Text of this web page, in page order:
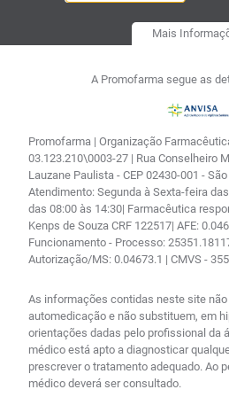
Mais
A Promofarma segue as
Promofarma | Organização
03.123.210\0003-27 | Rua Conselheiro
Lauzane Paulista - CEP 02430-001 -
Atendimento: Segunda à Sexta-feira
das 08:00 às 14:30| Farmacêutica
Kenps de Souza CRF 122517| AFE:
Funcionamento - Processo:
Autorização/MS: 0.04673.1 | CMVS -
As informações contidas neste site
automedicação e não substituem, em
orientações dadas pelo profissional da
médico está apto a diagnosticar
prescrever o tratamento adequado. Ao
médico deverá ser consultado.